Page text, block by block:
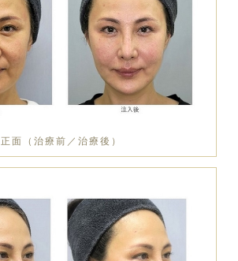
正面（治療前／治療後）